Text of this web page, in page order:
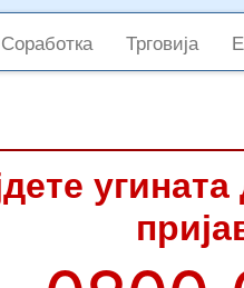
Соработка Трговија